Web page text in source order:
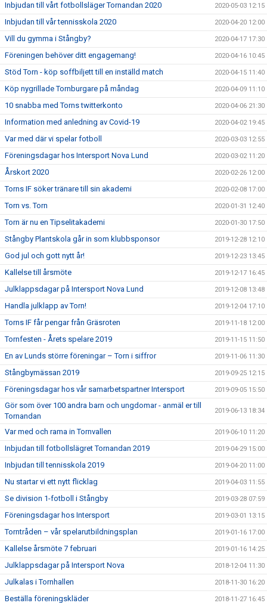
Inbjudan till vårt fotbollsläger Tornandan 2020 2020-05-03 12:15
Inbjudan till vår tennisskola 2020 2020-04-20 12:00
Vill du gymma i Stångby? 2020-04-17 17:30
Föreningen behöver ditt engagemang! 2020-04-16 10:45
Stöd Torn - köp soffbiljett till en inställd match 2020-04-15 11:40
Köp nygrillade Tornburgare på måndag 2020-04-09 11:10
10 snabba med Torns twitterkonto 2020-04-06 21:30
Information med anledning av Covid-19 2020-04-02 19:45
Var med där vi spelar fotboll 2020-03-03 12:55
Föreningsdagar hos Intersport Nova Lund 2020-03-02 11:20
Årskort 2020 2020-02-26 12:00
Torns IF söker tränare till sin akademi 2020-02-08 17:00
Torn vs. Torn 2020-01-31 12:40
Torn är nu en Tipselitakademi 2020-01-30 17:50
Stångby Plantskola går in som klubbsponsor 2019-12-28 12:10
God jul och gott nytt år! 2019-12-23 13:45
Kallelse till årsmöte 2019-12-17 16:45
Julklappsdagar på Intersport Nova Lund 2019-12-08 13:48
Handla julklapp av Torn! 2019-12-04 17:10
Torns IF får pengar från Gräsroten 2019-11-18 12:00
Tornfesten - Årets spelare 2019 2019-11-15 11:50
En av Lunds större föreningar – Torn i siffror 2019-11-06 11:30
Stångbymässan 2019 2019-09-25 12:15
Föreningsdagar hos vår samarbetspartner Intersport 2019-09-05 15:50
Gör som över 100 andra barn och ungdomar - anmäl er till
Tornandan
2019-06-13 18:34
Var med och rama in Tornvallen 2019-06-10 11:20
Inbjudan till fotbollslägret Tornandan 2019 2019-04-29 15:00
Inbjudan till tennisskola 2019 2019-04-20 11:00
Nu startar vi ett nytt flicklag 2019-04-03 11:55
Se division 1-fotboll i Stångby 2019-03-28 07:59
Föreningsdagar hos Intersport 2019-03-01 13:15
Torntråden – vår spelarutbildningsplan 2019-01-16 17:00
Kallelse årsmöte 7 februari 2019-01-16 14:25
Julklappsdagar på Intersport Nova 2018-12-04 11:30
Julkalas i Tornhallen 2018-11-30 16:20
Beställa föreningskläder 2018-11-27 16:45